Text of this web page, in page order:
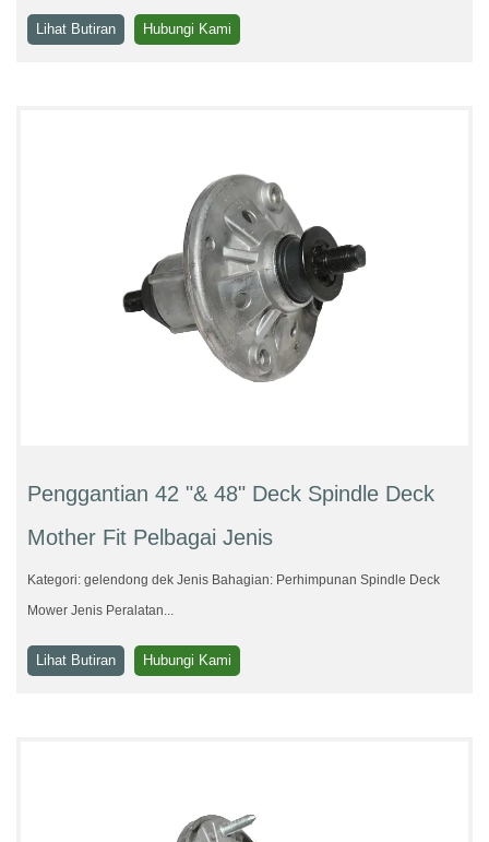
Lihat Butiran Hubungi Kami
Penggantian 42 "& 48" Deck Spindle Deck
Mother Fit Pelbagai Jenis
Kategori: gelendong dek Jenis Bahagian: Perhimpunan Spindle Deck
Mower Jenis Peralatan...
Lihat Butiran Hubungi Kami